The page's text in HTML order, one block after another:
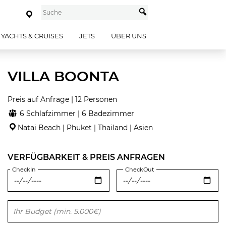
YACHTS & CRUISES JETS ÜBER UNS
VILLA BOONTA
Preis auf Anfrage | 12 Personen
6 Schlafzimmer | 6 Badezimmer
Natai Beach | Phuket | Thailand | Asien
VERFÜGBARKEIT & PREIS ANFRAGEN
CheckIn CheckOut
Bitte lasse dieses Feld leer.